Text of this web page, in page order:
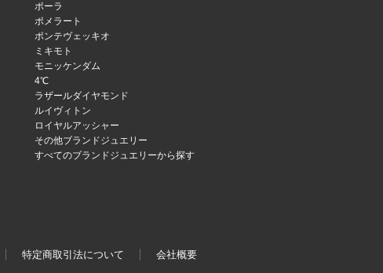
ポーラ
ポメラート
ポンテヴェッキオ
ミキモト
モニッケンダム
4℃
ラザールダイヤモンド
ルイヴィトン
ロイヤルアッシャー
その他ブランドジュエリー
すべてのブランドジュエリーから探す
特定商取引法について 会社概要